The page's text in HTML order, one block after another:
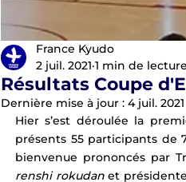
Résultats Coupe
France Kyudo
2 juil. 2021 1 min de lecture
Dernière mise à jour : 4 juil. 2021
Hier s’est déroulée la
présents 55 participants de
bienvenue prononcés par
renshi rokudan et présidente